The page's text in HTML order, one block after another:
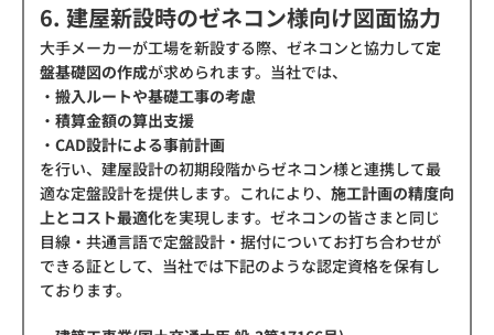
6. 建屋新設時のゼネコン様向け図面協力
大手メーカーが工場を新設する際、ゼネコンと協力して定
盤基礎図の作成が求められます。当社では、
・ 搬入ルートや基礎工事の考慮
・ 積算金額の算出支援
・ CAD設計による事前計画
を行い、建屋設計の初期段階からゼネコン様と連携して最
適な定盤設計を提供します。これにより、 施工計画の精度向
上とコスト最適化を実現します。ゼネコンの皆さまと同じ
目線・共通言語で定盤設計・据付についてお打ち合わせが
できる証として、当社では下記のような認定資格を保有し
ております。